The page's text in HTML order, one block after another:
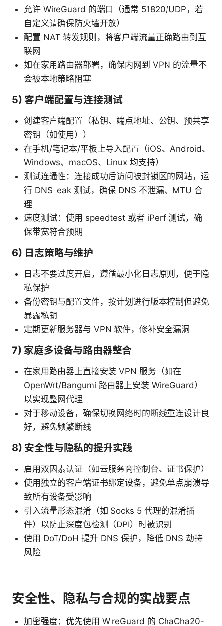
允许 WireGuard 的端口（通常 51820/UDP，若
自定义请确保防火墙开放）
配置 NAT 转发规则，将客户端流量正确路由到互
联网
如在家用路由器部署，确保内网到 VPN 的流量不
会被本地策略阻塞
5) 客户端配置与连接测试
创建客户端配置（私钥、端点地址、公钥、预共享
密钥（如使用））
在手机/笔记本/平板上导入配置（iOS、Android、
Windows、macOS、Linux 均支持）
测试连通性：连接成功后访问被封锁区的网站，运
行 DNS leak 测试，确保 DNS 不泄漏、MTU 合
理
速度测试：使用 speedtest 或者 iPerf 测试，确
保带宽符合预期
6) 日志策略与维护
日志不要过度开启，遵循最小化日志原则，便于隐
私保护
备份密钥与配置文件，按计划进行版本控制但避免
暴露私钥
定期更新服务器与 VPN 软件，修补安全漏洞
7) 家庭多设备与路由器整合
在家用路由器上直接安装 VPN 服务（如在
OpenWrt/Bangumi 路由器上安装 WireGuard）
以实现整网代理
对于移动设备，确保切换网络时的断线重连设计良
好，避免频繁断线
8) 安全性与隐私的提升实践
启用双因素认证（如云服务商控制台、证书保护）
使用独立的客户端证书绑定设备，避免单点崩溃导
致所有设备受影响
引入流量形态混淆（如 Socks 5 代理的混淆插
件）以防止深度包检测（DPI）时被识别
使用 DoT/DoH 提升 DNS 保护，降低 DNS 劫持
风险
安全性、隐私与合规的实战要点
加密强度：优先使用 WireGuard 的 ChaCha20-